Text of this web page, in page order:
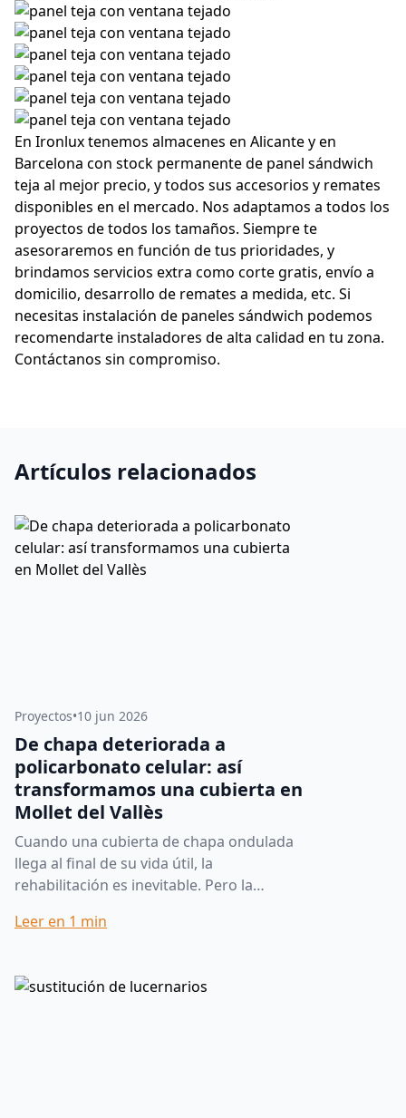
En Ironlux tenemos almacenes en Alicante y en
Barcelona con stock permanente de panel sándwich
teja al mejor precio, y todos sus accesorios y remates
disponibles en el mercado. Nos adaptamos a todos los
proyectos de todos los tamaños. Siempre te
asesoraremos en función de tus prioridades, y
brindamos servicios extra como corte gratis, envío a
domicilio, desarrollo de remates a medida, etc. Si
necesitas instalación de paneles sándwich podemos
recomendarte instaladores de alta calidad en tu zona.
Contáctanos sin compromiso.
Artículos relacionados
Proyectos•10 jun 2026
De chapa deteriorada a
policarbonato celular: así
transformamos una cubierta en
Mollet del Vallès
Cuando una cubierta de chapa ondulada
llega al final de su vida útil, la
rehabilitación es inevitable. Pero la
la diferencia entre una re...
Leer en 1 min